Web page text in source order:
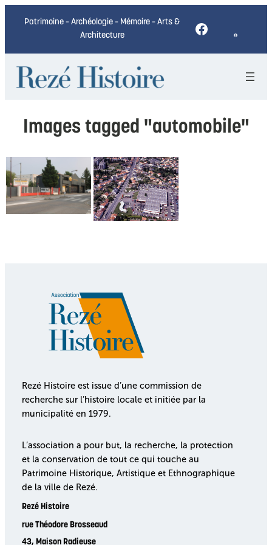
Patrimoine – Archéologie – Mémoire – Arts &
Architecture
Facebook
Images tagged "automobile"
Rezé Histoire est issue d’une commission de
recherche sur l’histoire locale et initiée par la
municipalité en 1979.
L’association a pour but, la recherche, la protection
et la conservation de tout ce qui touche au
Patrimoine Historique, Artistique et Ethnographique
de la ville de Rezé.
Rezé Histoire
rue Théodore Brosseaud
43, Maison Radieuse